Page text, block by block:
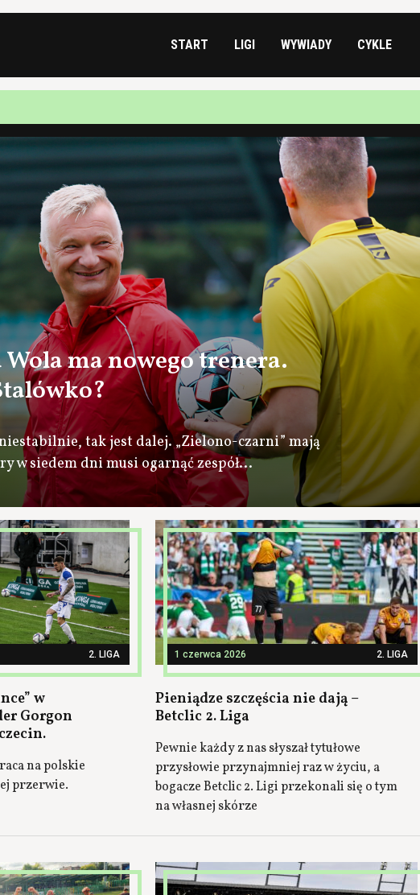
START LIGI WYWIADY CYKLE
ma nowego trenera.
tak jest dalej. „Zielono-czarni” mają
w siedem dni musi ogarnąć zespół...
2. LIGA
w
Gorgon
na polskie
przerwie.
1 czerwca 2026 2. LIGA
Pieniądze szczęścia nie dają –
Betclic 2. Liga
Pewnie każdy z nas słyszał tytułowe
przysłowie przynajmniej raz w życiu, a
bogacze Betclic 2. Ligi przekonali się o tym
na własnej skórze